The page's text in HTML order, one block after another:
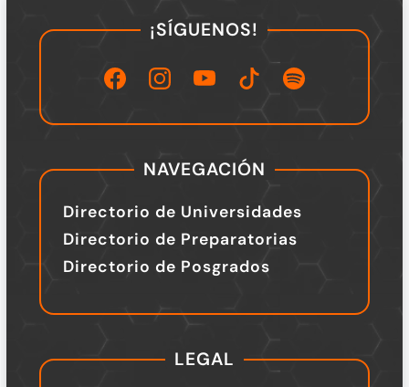
¡SÍGUENOS!
NAVEGACIÓN
Directorio de Universidades
Directorio de Preparatorias
Directorio de Posgrados
LEGAL